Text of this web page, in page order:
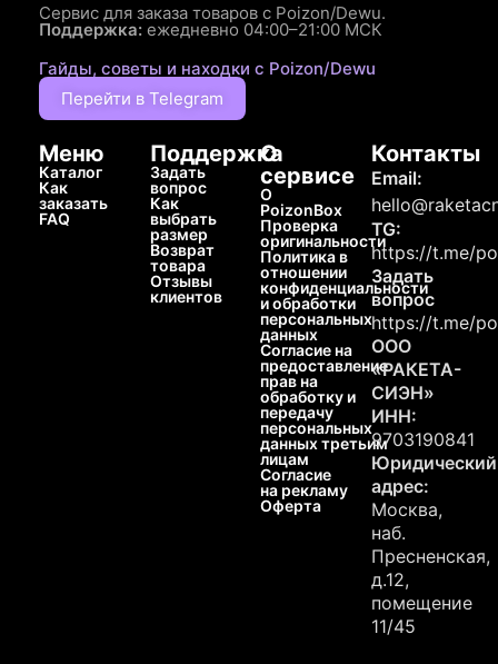
Сервис для заказа товаров с Poizon/Dewu.
Поддержка: ежедневно 04:00–21:00 МСК
Гайды, советы и находки с Poizon/Dewu
Перейти в Telegram
Меню
Каталог
Как
заказать
FAQ
Поддержка
Задать
вопрос
Как
выбрать
размер
Возврат
товара
Отзывы
клиентов
О
сервисе
О
PoizonBox
Проверка
оригинальности
Политика в
отношении
конфиденциальности
и обработки
персональных
данных
Согласие на
предоставление
прав на
обработку и
передачу
персональных
данных третьим
лицам
Согласие
на рекламу
Оферта
Контакты
Email:
TG:
https://t.me/
Задать
вопрос
https://t.me/
ООО
«РАКЕТА-
СИЭН»
ИНН:
9703190841
Юридический
адрес:
Москва,
наб.
Пресненская,
д.12,
помещение
11/45